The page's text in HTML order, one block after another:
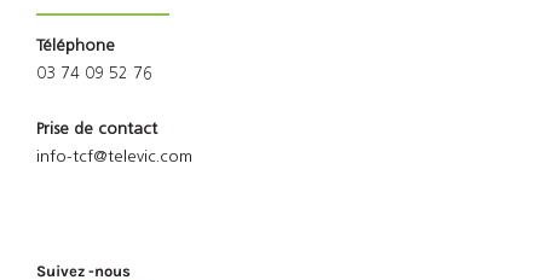
Téléphone
03 74 09 52 76
Prise de contact
info-tcf@televic.com
Suivez -nous